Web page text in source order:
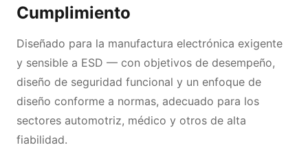
Cumplimiento
Diseñado para la manufactura electrónica exigente
y sensible a ESD — con objetivos de desempeño,
diseño de seguridad funcional y un enfoque de
diseño conforme a normas, adecuado para los
sectores automotriz, médico y otros de alta
fiabilidad.